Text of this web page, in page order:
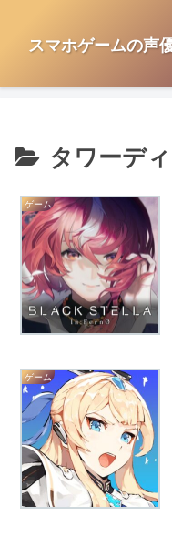
スマホゲームの声
タワーデ
ゲーム
ゲーム